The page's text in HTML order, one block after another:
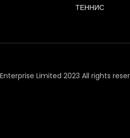
ТЕННИС
Limited 2023 All rights